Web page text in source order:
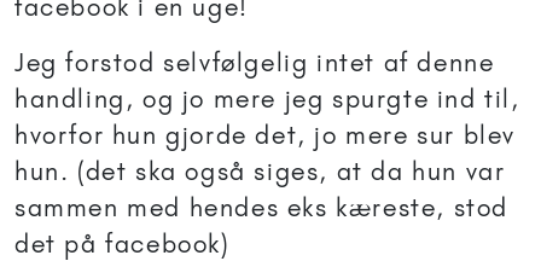
facebook i en uge!
Jeg forstod selvfølgelig intet af denne
handling, og jo mere jeg spurgte ind til,
hvorfor hun gjorde det, jo mere sur blev
hun. (det ska også siges, at da hun var
sammen med hendes eks kæreste, stod
det på facebook)